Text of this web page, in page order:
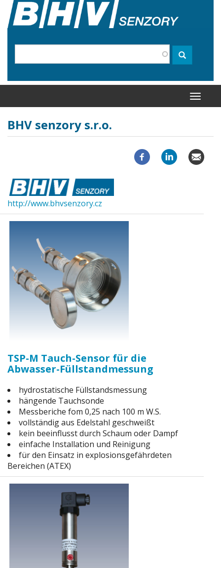
Direkt
zum
Inhalt
Suche
Suche
BHV senzory s.r.o.
http://www.bhvsenzory.cz
TSP-M Tauch-Sensor für die
Abwasser-Füllstandmessung
hydrostatische Füllstandsmessung
hängende Tauchsonde
Messberiche fom 0,25 nach 100 m W.S.
vollständig aus Edelstahl geschweißt
kein beeinflusst durch Schaum oder Dampf
einfache Installation und Reinigung
für den Einsatz in explosionsgefährdeten
Bereichen (ATEX)